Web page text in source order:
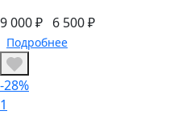
9 000 ₽ 6 500 ₽
Подробнее
-28%
1